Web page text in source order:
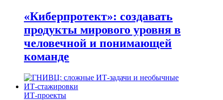
«Киберпротект»: создавать
продукты мирового уровня в
человечной и понимающей
команде
ИТ-проекты